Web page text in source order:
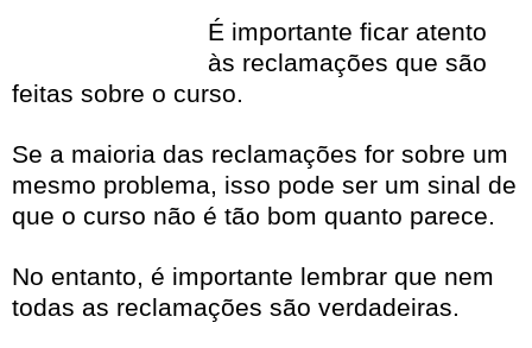
É importante ficar atento
às reclamações que são
feitas sobre o curso.
Se a maioria das reclamações for sobre um
mesmo problema, isso pode ser um sinal de
que o curso não é tão bom quanto parece.
No entanto, é importante lembrar que nem
todas as reclamações são verdadeiras.